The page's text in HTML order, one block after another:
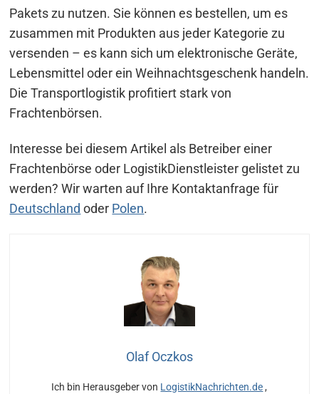
Pakets zu nutzen. Sie können es bestellen, um es
zusammen mit Produkten aus jeder Kategorie zu
versenden – es kann sich um elektronische Geräte,
Lebensmittel oder ein Weihnachtsgeschenk handeln.
Die Transportlogistik profitiert stark von
Frachtenbörsen.
Interesse bei diesem Artikel als Betreiber einer
Frachtenbörse oder LogistikDienstleister gelistet zu
werden? Wir warten auf Ihre Kontaktanfrage für
Deutschland oder Polen.
Olaf Oczkos
Ich bin Herausgeber von LogistikNachrichten.de,